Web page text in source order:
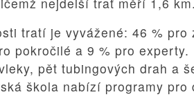
tratí je vyvážené: 46 % pro
pokročilé a 9 % pro
pět tubingových drah a
škola nabízí programy pro